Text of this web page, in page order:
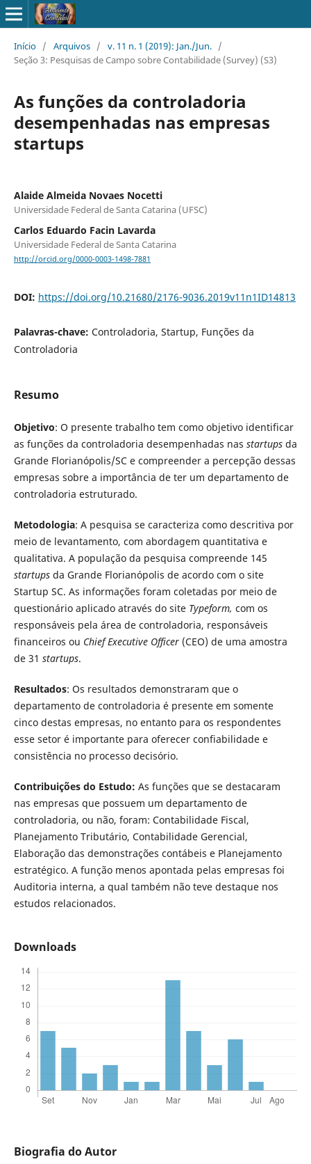
Início / Arquivos / v. 11 n. 1 (2019): Jan./Jun. /
Seção 3: Pesquisas de Campo sobre Contabilidade (Survey) (S3)
As funções da controladoria
desempenhadas nas empresas
startups
Alaide Almeida Novaes Nocetti
Universidade Federal de Santa Catarina (UFSC)
Carlos Eduardo Facin Lavarda
Universidade Federal de Santa Catarina
http://orcid.org/0000-0003-1498-7881
DOI: https://doi.org/10.21680/2176-9036.2019v11n1ID14813
Palavras-chave: Controladoria, Startup, Funções da
Controladoria
Resumo
Objetivo: O presente trabalho tem como objetivo identificar
as funções da controladoria desempenhadas nas startups da
Grande Florianópolis/SC e compreender a percepção dessas
empresas sobre a importância de ter um departamento de
controladoria estruturado.
Metodologia: A pesquisa se caracteriza como descritiva por
meio de levantamento, com abordagem quantitativa e
qualitativa. A população da pesquisa compreende 145
startupsda Grande Florianópolis de acordo com o site
Startup SC. As informações foram coletadas por meio de
questionário aplicado através do site Typeform, com os
responsáveis pela área de controladoria, responsáveis
financeiros ou Chief Executive Officer(CEO) de uma amostra
de 31 startups.
Resultados: Os resultados demonstraram que o
departamento de controladoria é presente em somente
cinco destas empresas, no entanto para os respondentes
esse setor é importante para oferecer confiabilidade e
consistência no processo decisório.
Contribuições do Estudo: As funções que se destacaram
nas empresas que possuem um departamento de
controladoria, ou não, foram: Contabilidade Fiscal,
Planejamento Tributário, Contabilidade Gerencial,
Elaboração das demonstrações contábeis e Planejamento
estratégico. A função menos apontada pelas empresas foi
Auditoria interna, a qual também não teve destaque nos
estudos relacionados.
Downloads
Biografia do Autor